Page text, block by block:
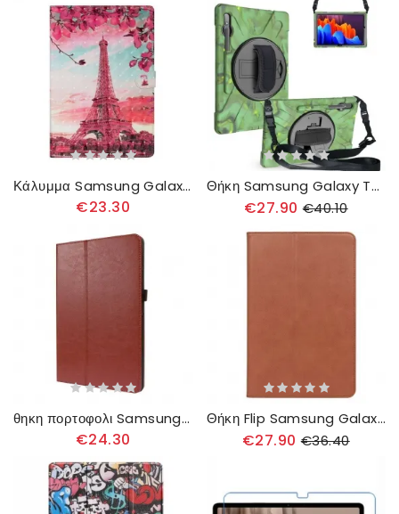
Κάλυμμα Samsung Galaxy Tab S8 Plus / Tab S7 Plus Floral Πύργος Του Άιφελ
€23.30
Θήκη Samsung Galaxy Tab S8 Plus / Tab S7 Plus Πολυλειτουργικό
€27.90 €40.10
θηκη πορτοφολι Samsung Galaxy Tab S8 Plus / Tab S7 Plus 2 Παντζούρια Από Συνθετικό Δέρμα
€24.30
Θήκη Flip Samsung Galaxy Tab S8 Plus / Tab S7 Plus Δερμάτινο Στυλ Με Λουράκι
€27.90 €36.40